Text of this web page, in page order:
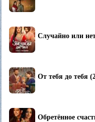
Случайно или
От тебя до тебя
Обретённое